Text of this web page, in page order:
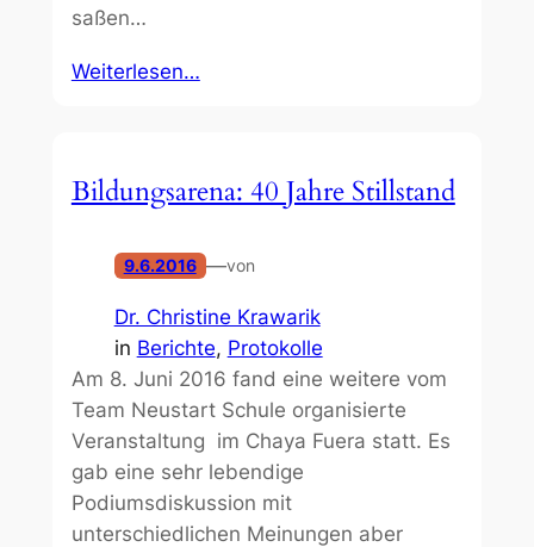
saßen…
Weiterlesen…
Bildungsarena: 40 Jahre Stillstand
9.6.2016 —von
Dr. Christine Krawarik
in Berichte, Protokolle
Am 8. Juni 2016 fand eine weitere vom
Team Neustart Schule organisierte
Veranstaltung im Chaya Fuera statt. Es
gab eine sehr lebendige
Podiumsdiskussion mit
unterschiedlichen Meinungen aber